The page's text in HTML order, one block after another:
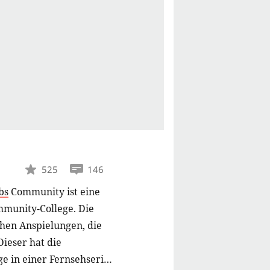
525 146
Community ist eine
College. Die
Anspielungen, die
hat die
in einer Fernsehserie